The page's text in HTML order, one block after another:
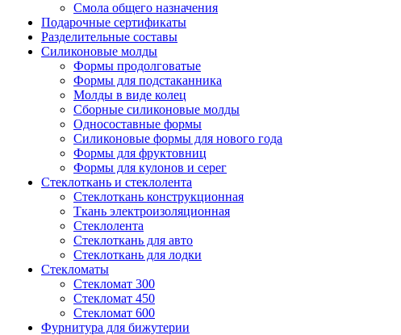
Смола общего назначения
Подарочные сертификаты
Разделительные составы
Силиконовые молды
Формы продолговатые
Формы для подстаканника
Молды в виде колец
Сборные силиконовые молды
Односоставные формы
Силиконовые формы для нового года
Формы для фруктовниц
Формы для кулонов и серег
Стеклоткань и стеклолента
Стеклоткань конструкционная
Ткань электроизоляционная
Стеклолента
Стеклоткань для авто
Стеклоткань для лодки
Стекломаты
Стекломат 300
Стекломат 450
Стекломат 600
Фурнитура для бижутерии